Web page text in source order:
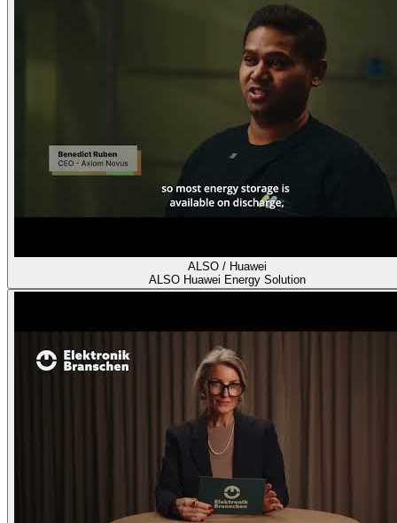
ALSO / Huawei
ALSO Huawei Energy Solution